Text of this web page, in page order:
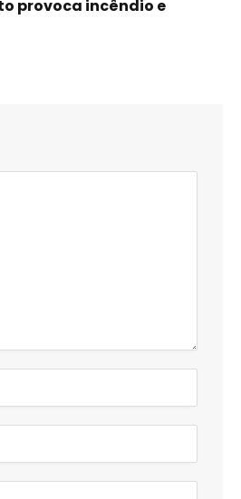
provoca incêndio e